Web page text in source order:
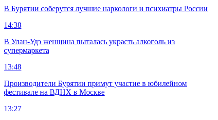
В Бурятии соберутся лучшие наркологи и психиатры России
14:38
В Улан-Удэ женщина пыталась украсть алкоголь из
супермаркета
13:48
Производители Бурятии примут участие в юбилейном
фестивале на ВДНХ в Москве
13:27